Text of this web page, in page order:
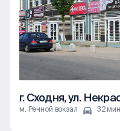
г. Сходня, ул.
м. Речной вокзал 32